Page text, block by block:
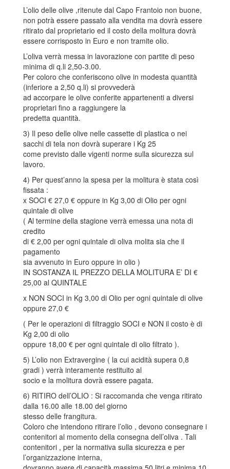
L’olio delle olive ,ritenute dal Capo Frantoio non buone,
non potrà essere passato alla vendita ma dovrà essere
ritirato dal proprietario ed il costo della molitura dovrà
essere corrisposto in Euro e non tramite olio.
L’oliva verrà messa in lavorazione con partite di peso
minima di q.li 2,50-3.00.
Per coloro che conferiscono olive in modesta quantità
(inferiore a 2,50 q.li) si provvederà
ad accorpare le olive conferite appartenenti a diversi
proprietari fino a raggiungere la
predetta quantità.
3) Il peso delle olive nelle cassette di plastica o nei
sacchi di tela non dovrà superare i Kg 25
come previsto dalle vigenti norme sulla sicurezza sul
lavoro.
4) Per quest’anno la spesa per la molitura è stata così
fissata :
x SOCI € 27,0 € oppure in Kg 3,00 di Olio per ogni
quintale di olive
( Al termine della stagione verrà emessa una nota di
credito
di € 2,00 per ogni quintale di oliva molita sia che il
pagamento
sia avvenuto in Euro oppure in olio )
IN SOSTANZA IL PREZZO DELLA MOLITURA E’ DI €
25,00 al QUINTALE
x NON SOCI in Kg 3,00 di Olio per ogni quintale di olive
oppure 27,0 €
( Per le operazioni di filtraggio SOCI e NON il costo è di
Kg 2,00 di olio
oppure 18,00 € per ogni quintale di olio filtrato ).
5) L’olio non Extravergine ( la cui acidità supera 0,8
gradi ) verrà interamente restituito al
socio e la molitura dovrà essere pagata.
6) RITIRO dell’OLIO : Si raccomanda che venga ritirato
dalla 16.00 alle 18.00 del giorno
stesso delle frangitura.
Coloro che intendono ritirare l’olio , devono consegnare i
contenitori al momento della consegna dell’oliva . Tali
contenitori , per la normativa sulla sicurezza e per
l’organizzazione interna,